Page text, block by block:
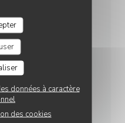
données à caractère
des cookies
Produits frais